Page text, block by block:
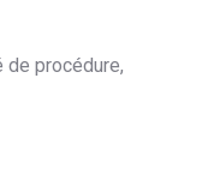
de procédure,